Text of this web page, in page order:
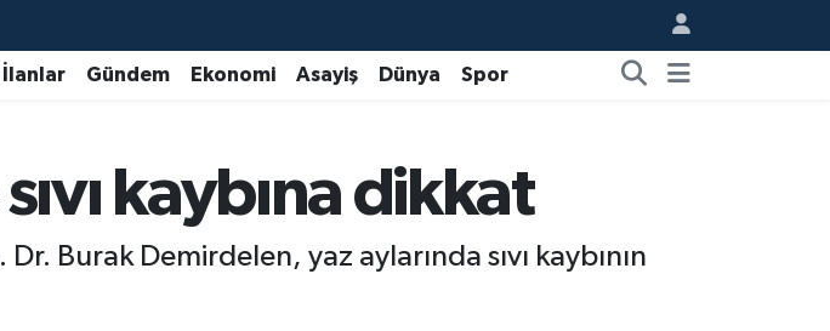
İlanlar Gündem Ekonomi Asayiş Dünya Spor
kaybına dikkat
Burak Demirdelen, yaz aylarında sıvı kaybının